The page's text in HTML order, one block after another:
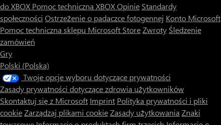
do XBOX Pomoc techniczna XBOXOpinie Standardy
społeczności Ostrzeżenie o padaczce fotogennej Konto Microsoft
Pomoc techniczna sklepu Microsoft StoreZwroty Śledzenie
zamówień
Gry
Polski (Polska)
Twoje opcje wyboru dotyczące prywatności
Zasady prywatności dotyczące zdrowia użytkowników
Skontaktuj się z Microsoft Imprint Polityka prywatności i pliki
cookieZarządzaj plikami cookieZasady użytkowania Znaki